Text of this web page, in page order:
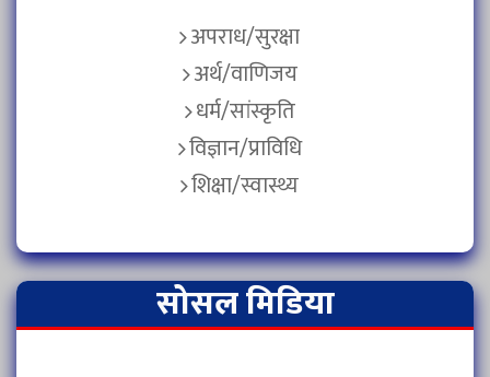
अपराध/सुरक्षा
अर्थ/वाणिजय
धर्म/सांस्कृति
विज्ञान/प्राविधि
शिक्षा/स्वास्थ्य
सोसल मिडिया